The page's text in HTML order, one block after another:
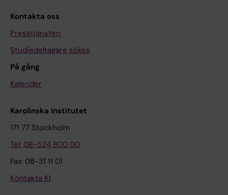
Kontakta oss
Presstjänsten
Studiedeltagare sökes
På gång
Kalender
Karolinska Institutet
171 77 Stockholm
Tel: 08-524 800 00
Fax: 08-31 11 01
Kontakta KI